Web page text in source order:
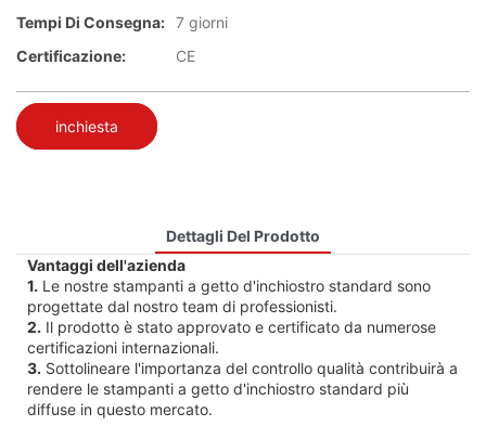
Tempi Di Consegna: 7 giorni
Certificazione:
CE
inchiesta
Dettagli Del Prodotto
Vantaggi dell'azienda
1. Le nostre stampanti a getto d'inchiostro standard sono
progettate dal nostro team di professionisti.
2. Il prodotto è stato approvato e certificato da numerose
certificazioni internazionali.
3. Sottolineare l'importanza del controllo qualità contribuirà a
rendere le stampanti a getto d'inchiostro standard più
diffuse in questo mercato.